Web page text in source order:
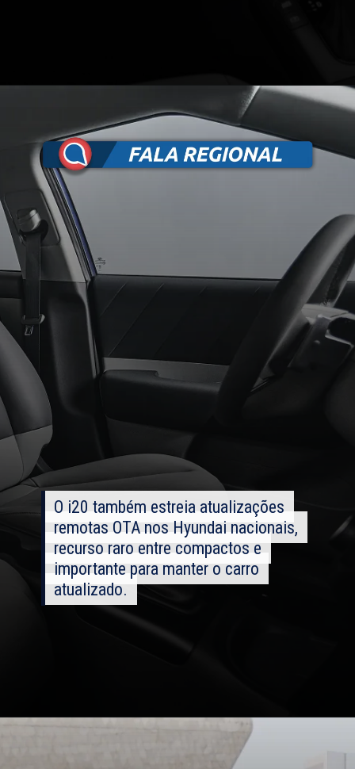
O i20 também estreia atualizações
remotas OTA nos Hyundai nacionais,
recurso raro entre compactos e
importante para manter o carro
atualizado.
O i20 também estreia atualizações
remotas OTA nos Hyundai nacionais,
recurso raro entre compactos e
importante para manter o carro
atualizado.